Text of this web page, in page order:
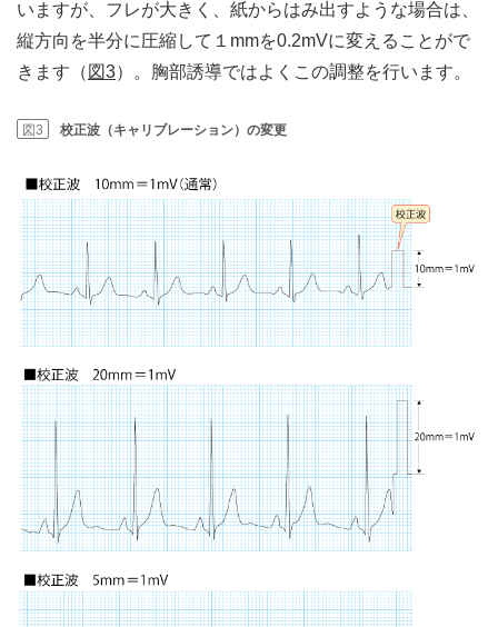
いますが、フレが大きく、紙からはみ出すような場合は、
縦方向を半分に圧縮して１mmを0.2mVに変えることがで
きます（ 図3）。胸部誘導ではよくこの調整を行います。
図3 校正波（キャリブレーション）の変更